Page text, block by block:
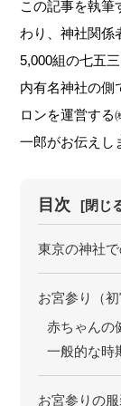
この記事を執筆
わり、神社関係
5,000組の七五
内有名神社の側
ロンを運営する
一郎がお伝えし
目次 [閉じ
東京の神社
お宮参り（
赤ちゃんの
一般的な時
お宮参りの